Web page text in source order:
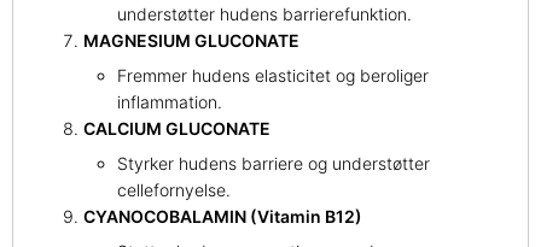
understøtter hudens barrierefunktion.
MAGNESIUM GLUCONATE
Fremmer hudens elasticitet og beroliger
inflammation.
CALCIUM GLUCONATE
Styrker hudens barriere og understøtter
cellefornyelse.
CYANOCOBALAMIN (Vitamin B12)